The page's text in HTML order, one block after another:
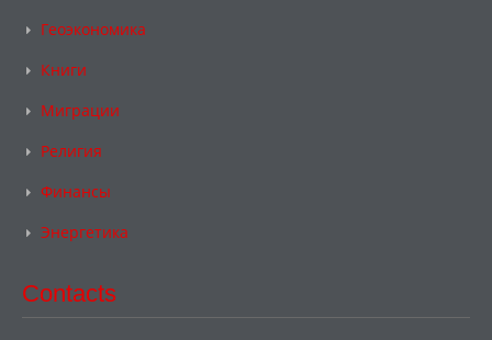
Геоэкономика
Книги
Миграции
Религия
Финансы
Энергетика
Contacts